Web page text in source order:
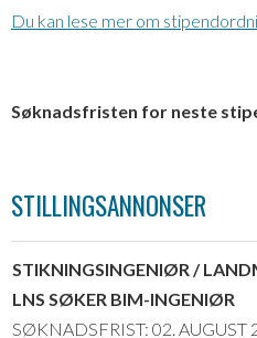
Du kan lese mer om
Søknadsfristen for neste
STILLINGSANNONSER
STIKNINGSINGENIØR /
LNS SØKER BIM-INGENIØR
SØKNADSFRIST: 02. AUGUST